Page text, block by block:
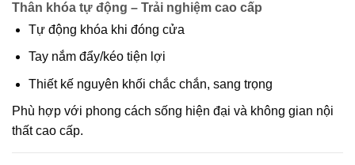
Thân khóa tự động – Trải nghiệm cao cấp
Tự động khóa khi đóng cửa
Tay nắm đẩy/kéo tiện lợi
Thiết kế nguyên khối chắc chắn, sang trọng
Phù hợp với phong cách sống hiện đại và không gian nội
thất cao cấp.